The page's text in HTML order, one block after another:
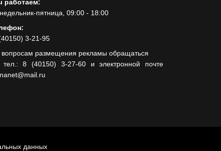
работаем:
пятница, 09:00 - 18:00
3-21-95
размещения рекламы обращаться
тел.: 8 (40150) 3-27-60 и электронной почте
данных